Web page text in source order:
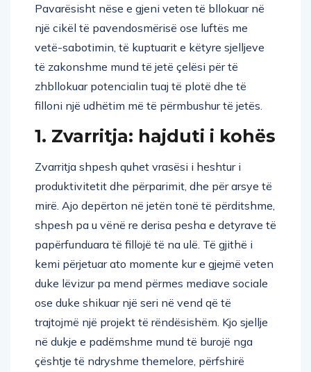
Pavarësisht nëse e gjeni veten të bllokuar në
një cikël të pavendosmërisë ose luftës me
vetë-sabotimin, të kuptuarit e këtyre sjelljeve
të zakonshme mund të jetë çelësi për të
zhbllokuar potencialin tuaj të plotë dhe të
filloni një udhëtim më të përmbushur të jetës.
1. Zvarritja: hajduti i kohës
Zvarritja shpesh quhet vrasësi i heshtur i
produktivitetit dhe përparimit, dhe për arsye të
mirë. Ajo depërton në jetën tonë të përditshme,
shpesh pa u vënë re derisa pesha e detyrave të
papërfunduara të fillojë të na ulë. Të gjithë i
kemi përjetuar ato momente kur e gjejmë veten
duke lëvizur pa mend përmes mediave sociale
ose duke shikuar një seri në vend që të
trajtojmë një projekt të rëndësishëm. Kjo sjellje
në dukje e padëmshme mund të burojë nga
çështje të ndryshme themelore, përfshirë